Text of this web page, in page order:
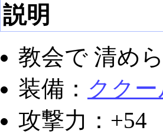
説明
教会で 清め
装備： クク
攻撃力：+54